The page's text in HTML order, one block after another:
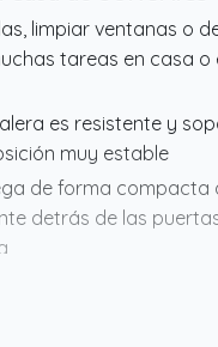
limpiar ventanas o
tareas en casa o
es resistente y
muy estable
de forma compacta
detrás de las
esta escalera